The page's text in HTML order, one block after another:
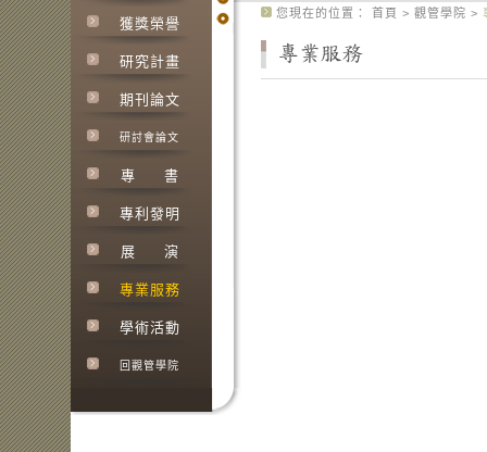
獲獎榮譽
研究計畫
期刊論文
研討會論文
專 書
專利發明
展 演
專業服務
學術活動
回觀管學院
您現在的位置： 首頁 > 觀管學院 >